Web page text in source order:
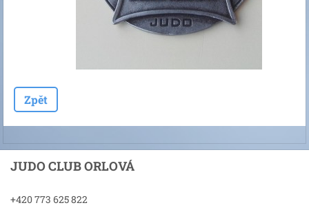
Zpět
JUDO CLUB ORLOVÁ
+420 773 625 822